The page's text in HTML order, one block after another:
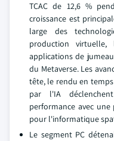
TCAC de 12,6 %
croissance est
large des
production
applications de
du Metaverse. Les
tête, le rendu en
par l'IA
performance avec
pour l'informatique
Le segment PC